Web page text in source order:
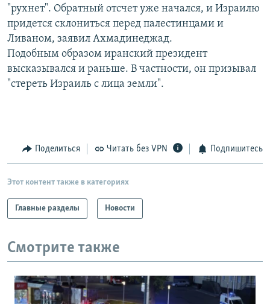
РАСПИСАНИЕ ВЕЩАНИЯ
ПОДПИШИТЕСЬ НА РАССЫЛКУ
СОЦИАЛЬНЫЕ СЕТИ
Все сайты РСЕ/РС
"рухнет". Обратный отсчет уже начался, и Израилю
придется склониться перед палестинцами и
Ливаном, заявил Ахмадинеджад.
Подобным образом иранский президент
высказывался и раньше. В частности, он призывал
"стереть Израиль с лица земли".
Поделиться Читать без VPN Подпишитесь
Этот контент также в категориях
Главные разделы Новости
Смотрите также